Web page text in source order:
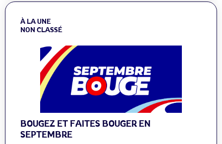
À LA UNE
NON CLASSÉ
BOUGEZ ET FAITES BOUGER EN
SEPTEMBRE